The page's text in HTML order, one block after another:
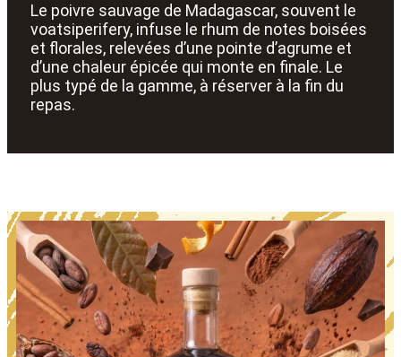
Le poivre sauvage de Madagascar, souvent le
voatsiperifery, infuse le rhum de notes boisées
et florales, relevées d’une pointe d’agrume et
d’une chaleur épicée qui monte en finale. Le
plus typé de la gamme, à réserver à la fin du
repas.